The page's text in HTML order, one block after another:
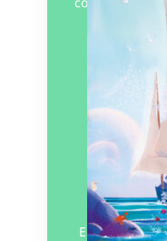
Paru le
En savoir plus